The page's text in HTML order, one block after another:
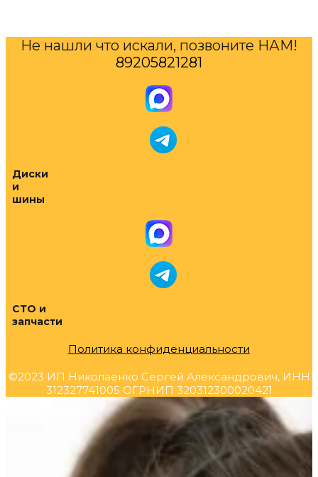
Не нашли что искали, позвоните НАМ!
89205821281
Диски
и
шины
СТО и
запчасти
Политика конфиденциальности
©2023 ИП Николаенко Сергей Александрович, ИНН
312327741005 ОГРНИП 320312300020421